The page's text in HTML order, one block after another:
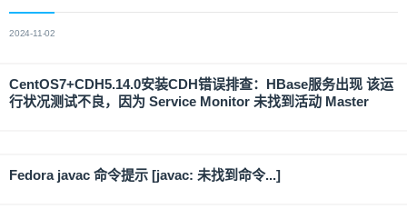
2024-11-02
CentOS7+CDH5.14.0安装CDH错误排查：HBase服务出现 该运
行状况测试不良，因为 Service Monitor 未找到活动 Master
Fedora javac 命令提示 [javac: 未找到命令...]